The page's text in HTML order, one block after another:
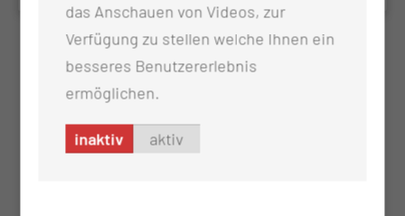
das Anschauen von Videos, zur
Verfügung zu stellen welche Ihnen ein
besseres Benutzererlebnis
ermöglichen.
inaktiv aktiv